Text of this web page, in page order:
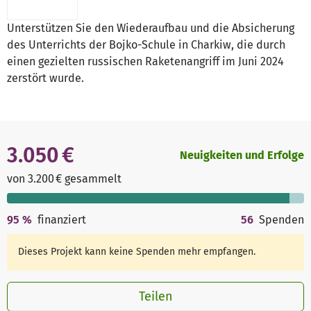
Unterstützen Sie den Wiederaufbau und die Absicherung
des Unterrichts der Bojko-Schule in Charkiw, die durch
einen gezielten russischen Raketenangriff im Juni 2024
zerstört wurde.
3.050 €
von 3.200 € gesammelt
Neuigkeiten und Erfolge
95 % finanziert 56 Spenden
Dieses Projekt kann keine Spenden mehr empfangen.
Teilen